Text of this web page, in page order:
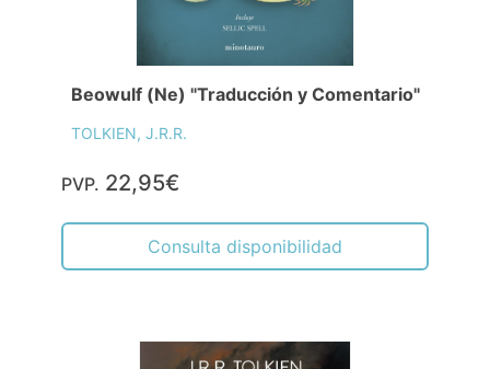
Beowulf (Ne) "Traducción y Comentario"
TOLKIEN, J.R.R.
PVP. 22,95€
Consulta disponibilidad